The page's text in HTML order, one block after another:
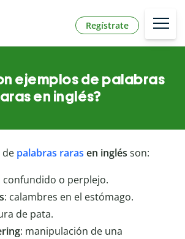
Regístrate
ejemplos de palabras
en inglés?
de palabras raras en inglés son:
confundido o perplejo.
: calambres en el estómago.
de pata.
: manipulación de una